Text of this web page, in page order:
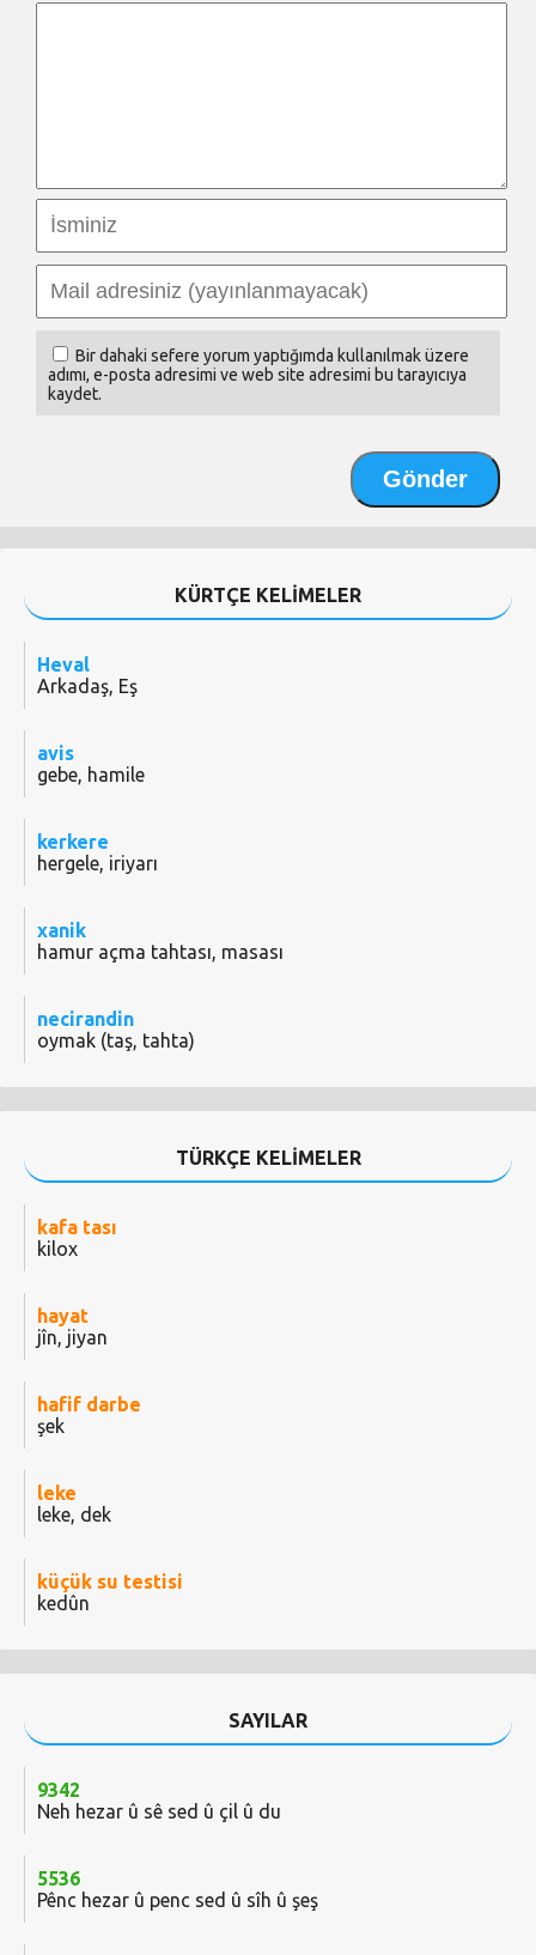
Bir dahaki sefere yorum yaptığımda kullanılmak üzere
adımı, e-posta adresimi ve web site adresimi bu tarayıcıya
kaydet.
KÜRTÇE KELİMELER
Heval
Arkadaş, Eş
avis
gebe, hamile
kerkere
hergele, iriyarı
xanik
hamur açma tahtası, masası
necirandin
oymak (taş, tahta)
TÜRKÇE KELİMELER
kafa tası
kilox
hayat
jîn, jiyan
hafif darbe
şek
leke
leke, dek
küçük su testisi
kedûn
SAYILAR
9342
Neh hezar û sê sed û çil û du
5536
Pênc hezar û penc sed û sîh û şeş